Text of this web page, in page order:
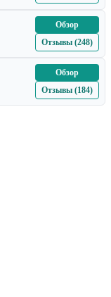
Обзор
Отзывы (248)
Обзор
Отзывы (184)